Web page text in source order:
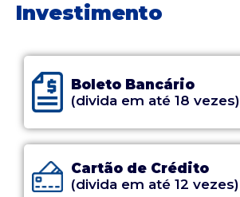
Investimento
Boleto Bancário
(divida em até 18 vezes)
Cartão de Crédito
(divida em até 12 vezes)